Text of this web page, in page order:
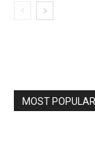
MOST POPULAR